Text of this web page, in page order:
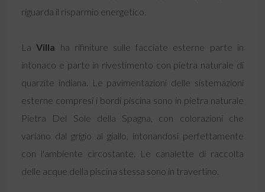
riguarda il risparmio energetico.
LaVilla ha rifiniture sulle facciate esterne parte in
intonaco e parte in rivestimento con pietra naturale di
quarzite indiana. Le pavimentazioni delle sistemazioni
esterne compresi i bordi piscina sono in pietra naturale
Pietra Del Sole della Spagna, con colorazioni che
variano dal grigio al giallo, intonandosi perfettamente
con l'ambiente circostante. Le canalette di raccolta
delle acque della piscina stessa sono in travertino.